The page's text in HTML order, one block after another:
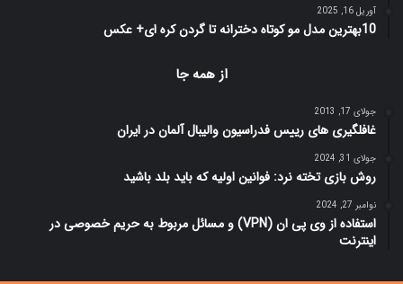
آوریل 16, 2025
10بهترین مدل مو کوتاه دخترانه تا گردن کره ای+ عکس
از همه جا
جولای 17, 2013
غافلگیری های رییس فدراسیون والیبال آلمان در ایران
جولای 31, 2024
روش بازی تخته نرد: فوانین اولیه که باید بلد باشید
نوامبر 27, 2024
استفاده از وی پی ان (VPN) و مسائل مربوط به حریم خصوصی در
اینترنت